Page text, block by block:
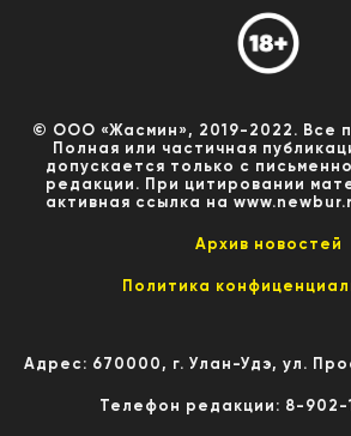
© ООО «Жасмин», 2019-2022. Все
Полная или частичная
допускается только с
редакции. При цитировании
активная ссылка на
Архив новостей
Политика
Адрес: 670000, г. Улан-Удэ, ул.
Телефон редакции: 8-902-